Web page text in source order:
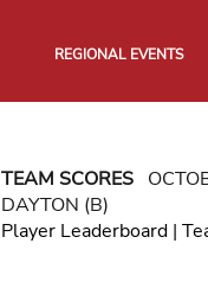
REGIONAL EVENTS
TEAM SCORES
DAYTON (B)
Player Leaderboard|